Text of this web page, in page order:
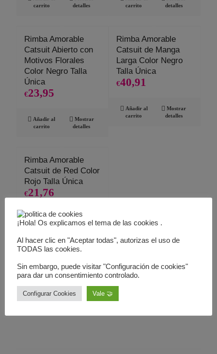
carrito
detalles
carrito
detalles
Rimba Amorable
Catsuit Abierto con
Motivos Florales
Color Negro Talla
Única
€23,95
Añadir al
carrito
Mostrar
detalles
Rimba Amorable
Catsuit de Manga
Larga Color Negro
Talla Única
€40,91
Añadir al
carrito
Mostrar
detalles
Rimba Amorable
Catsuit de Red Color
Rojo Talla Única
€21,76
Añadir al
carrito
Mostrar
detalles
¡Hola! Os explicamos el tema de las cookies .
Al hacer clic en "Aceptar todas", autorizas el uso de
TODAS las cookies.
Sin embargo, puede visitar "Configuración de cookies"
para dar un consentimiento controlado.
Configurar Cookies Vale 🤝